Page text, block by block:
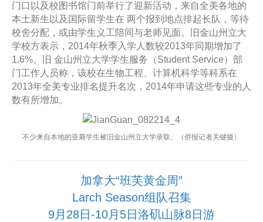
门口以及校图书馆门前举行了迎新活动，来自全美各地的
本土新生以及国际留学生在 两个报到地点排起长队，等待
校舍分配，或由学生义工陪同与老师见面。旧金山州立大
学校方表示，2014年秋季入学人数较2013年同期增加了
1.6%。旧 金山州立大学学生服务（Student Service）部
门工作人员称，该校在生物工程、计算机科学等科系在
2013年全美专业排名提升名次，2014年申请这些专业的人
数有所增加。
不少来自本地的亚裔学生被旧金山州立大学录取。（侨报记者关键摄）
加拿大“班芙黄金周”
Larch Season组队召集
9月28日-10月5日洛矶山脉8日游